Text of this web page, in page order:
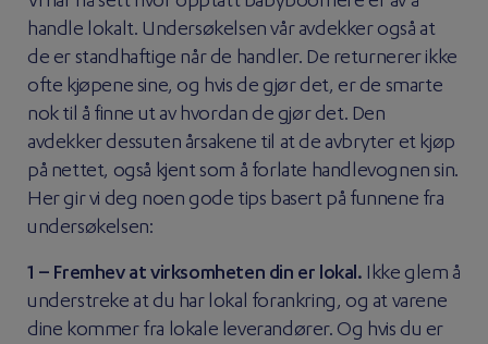
handle lokalt. Undersøkelsen vår avdekker også at
de er standhaftige når de handler. De returnerer ikke
ofte kjøpene sine, og hvis de gjør det, er de smarte
nok til å finne ut av hvordan de gjør det. Den
avdekker dessuten årsakene til at de avbryter et kjøp
på nettet, også kjent som å forlate handlevognen sin.
Her gir vi deg noen gode tips basert på funnene fra
undersøkelsen:
1 – Fremhev at virksomheten din er lokal. Ikke glem å
understreke at du har lokal forankring, og at varene
dine kommer fra lokale leverandører. Og hvis du er